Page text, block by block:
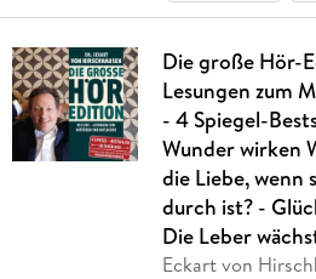
Die große Hör-
Lesungen zum
- 4 Spiegel-
Wunder wirken
die Liebe, wenn
durch ist? -
Die Leber
Eckart von